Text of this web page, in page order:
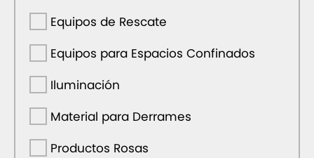
Equipos de Rescate
Equipos para Espacios Confinados
Iluminación
Material para Derrames
Productos Rosas